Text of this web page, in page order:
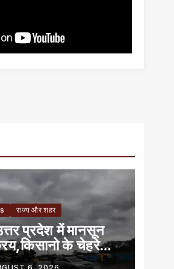
राज्य और शहर
प्रदेश में मानसून
के चेहरे